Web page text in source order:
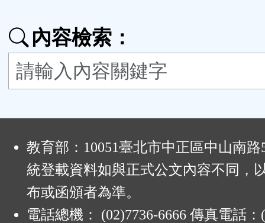
按
鈕
內容檢索：
教育部：10051臺北市中正區中山南
統登載資料如與正式公文內容不同，
布或函頒者為準。
電話總機： (02)7736-6666 傳真電話：